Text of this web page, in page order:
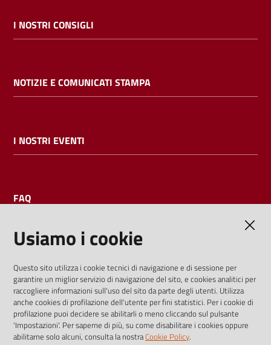
bibliotecario
I NOSTRI CONSIGLI
NOTIZIE E COMUNICATI STAMPA
I NOSTRI EVENTI
FAQ
I dati personali pubblicati sono riutilizzabili solo alle condizioni
previste dalla direttiva comunitaria 2003/98/CE e dal d.lgs.
36/2006
Usiamo i cookie
Questo sito utilizza i cookie tecnici di navigazione e di sessione per
garantire un miglior servizio di navigazione del sito, e cookies analitici per
raccogliere informazioni sull'uso del sito da parte degli utenti. Utilizza
anche cookies di profilazione dell'utente per fini statistici. Per i cookie di
profilazione puoi decidere se abilitarli o meno cliccando sul pulsante
'Impostazioni'. Per saperne di più, su come disabilitare i cookies oppure
abilitarne solo alcuni, consulta la nostraCookie Policy.